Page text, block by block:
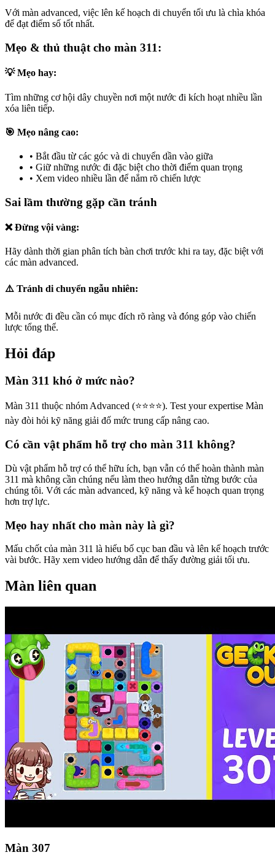
Với màn advanced, việc lên kế hoạch di chuyển tối ưu là chìa khóa
để đạt điểm số tốt nhất.
Mẹo & thủ thuật cho màn 311:
💡 Mẹo hay:
Tìm những cơ hội dây chuyền nơi một nước đi kích hoạt nhiều lần
xóa liên tiếp.
🎯 Mẹo nâng cao:
• Bắt đầu từ các góc và di chuyển dần vào giữa
• Giữ những nước đi đặc biệt cho thời điểm quan trọng
• Xem video nhiều lần để nắm rõ chiến lược
Sai lầm thường gặp cần tránh
❌ Đừng vội vàng:
Hãy dành thời gian phân tích bàn chơi trước khi ra tay, đặc biệt với
các màn advanced.
⚠️ Tránh di chuyển ngẫu nhiên:
Mỗi nước đi đều cần có mục đích rõ ràng và đóng góp vào chiến
lược tổng thể.
Hỏi đáp
Màn 311 khó ở mức nào?
Màn 311 thuộc nhóm Advanced (⭐⭐⭐⭐). Test your expertise Màn
này đòi hỏi kỹ năng giải đố mức trung cấp nâng cao.
Có cần vật phẩm hỗ trợ cho màn 311 không?
Dù vật phẩm hỗ trợ có thể hữu ích, bạn vẫn có thể hoàn thành màn
311 mà không cần chúng nếu làm theo hướng dẫn từng bước của
chúng tôi. Với các màn advanced, kỹ năng và kế hoạch quan trọng
hơn trợ lực.
Mẹo hay nhất cho màn này là gì?
Mấu chốt của màn 311 là hiểu bố cục ban đầu và lên kế hoạch trước
vài bước. Hãy xem video hướng dẫn để thấy đường giải tối ưu.
Màn liên quan
Màn 307